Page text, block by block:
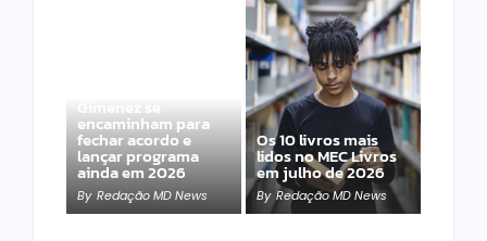
Gimenez se
encaminham para
fechar acordo e
lançar programa
ainda em 2026
By Redação MD News
Os 10 livros mais
lidos no MEC Livros
em julho de 2026
By Redação MD News